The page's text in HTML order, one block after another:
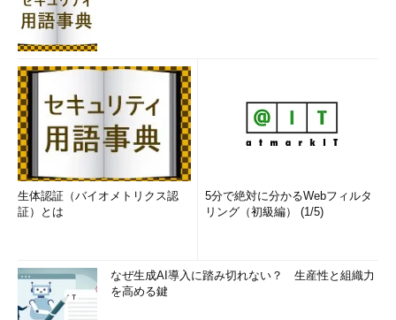
あいたいって考えてます
ようやく本題のメールが来たようだ。指示どおりメールアドレ
スに空メールを送ってみると、予測どおり出会い系サイトの登録
方法を書いたメールがやってきた。メールが届かないというアク
シデントを装っての出会い系サイトへの誘導というわけである。
このメールに対して以後返事をせず、出会い系サイトにも登録
せずに放っておいたら、平田さんから1日で10通近く真に迫った
文面で「登録してくれなくて悲しい」といった内容の催促メール
が矢継ぎ早にやってきた。そして、その後は何も音さたがなくな
こういった新手の手の込んだスパムメールが増えてきている。
「平田智美」を名乗ったメールも私がやりとりしたもの以外に何
パターンかあり、ほかにも「渡辺春香」や「大石オブジョイト
生体認証（バイオメトリクス認
証）とは
5分で絶対に分かるWebフィルタ
リング（初級編） (1/5)
なぜ生成AI導入に踏み切れない？ 生産性と組織力
を高める鍵